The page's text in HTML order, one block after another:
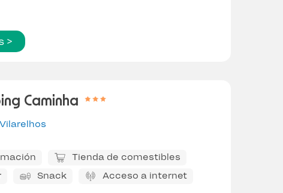
>
Caminha
Vilarelhos
Tienda de comestibles
Snack Acceso a internet